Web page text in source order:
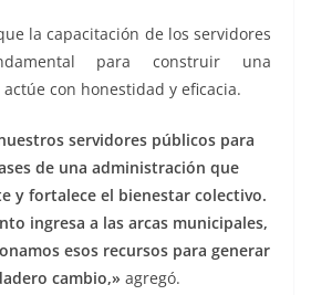
la capacitación de los servidores
para construir una
con honestidad y eficacia.
servidores públicos para
de una administración que
y fortalece el bienestar colectivo.
ingresa a las arcas municipales,
esos recursos para generar
cambio,» agregó.